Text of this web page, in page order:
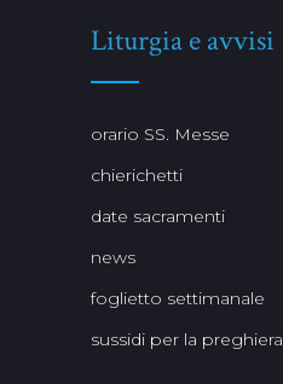
Liturgia e avvisi
orario SS. Messe
chierichetti
date sacramenti
news
foglietto settimanale
sussidi per la preghiera